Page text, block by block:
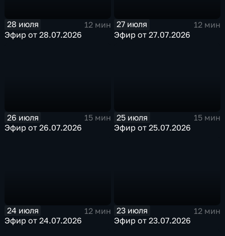
28 июля
12 мин
Эфир от 28.07.2026
27 июля
12 мин
Эфир от 27.07.2026
26 июля
15 мин
Эфир от 26.07.2026
25 июля
15 мин
Эфир от 25.07.2026
24 июля
12 мин
Эфир от 24.07.2026
23 июля
12 мин
Эфир от 23.07.2026